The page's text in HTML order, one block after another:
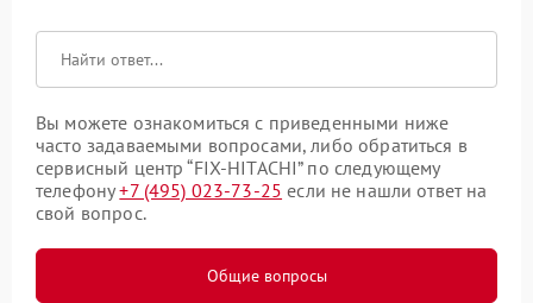
Вы можете ознакомиться с приведенными ниже
часто задаваемыми вопросами, либо обратиться в
сервисный центр “FIX-HITACHI” по следующему
телефону+7 (495) 023-73-25 если не нашли ответ на
свой вопрос.
Общие вопросы